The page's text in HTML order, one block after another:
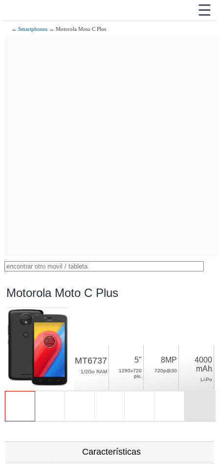
☰
→Smartphones → Motorola Moto C Plus
Motorola Moto C Plus
MT6737
1/2Go RAM
5"
1280x720
pix.
8MP
720p@30
4000
mAh
Li-Po
Características